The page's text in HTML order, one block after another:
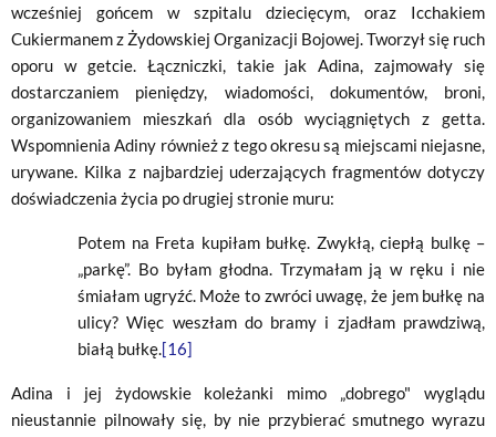
wcześniej gońcem w szpitalu dziecięcym, oraz Icchakiem
Cukiermanem z Żydowskiej Organizacji Bojowej. Tworzył się ruch
oporu w getcie. Łączniczki, takie jak Adina, zajmowały się
dostarczaniem pieniędzy, wiadomości, dokumentów, broni,
organizowaniem mieszkań dla osób wyciągniętych z getta.
Wspomnienia Adiny również z tego okresu są miejscami niejasne,
urywane. Kilka z najbardziej uderzających fragmentów dotyczy
doświadczenia życia po drugiej stronie muru:
Potem na Freta kupiłam bułkę. Zwykłą, ciepłą bulkę –
„parkę”. Bo byłam głodna. Trzymałam ją w ręku i nie
śmiałam ugryźć. Może to zwróci uwagę, że jem bułkę na
ulicy? Więc weszłam do bramy i zjadłam prawdziwą,
białą bułkę.[16]
Adina i jej żydowskie koleżanki mimo „dobrego" wyglądu
nieustannie pilnowały się, by nie przybierać smutnego wyrazu